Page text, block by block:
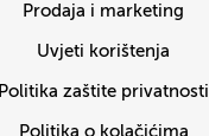
Prodaja i marketing
Uvjeti korištenja
Politika zaštite privatnosti
Politika o kolačićima